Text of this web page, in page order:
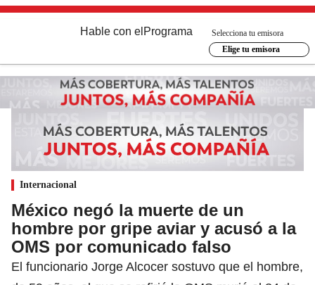
Hable con el Programa
Selecciona tu emisora
Elige tu emisora
Internacional
México negó la muerte de un
hombre por gripe aviar y acusó a la
OMS por comunicado falso
El funcionario Jorge Alcocer sostuvo que el hombre,